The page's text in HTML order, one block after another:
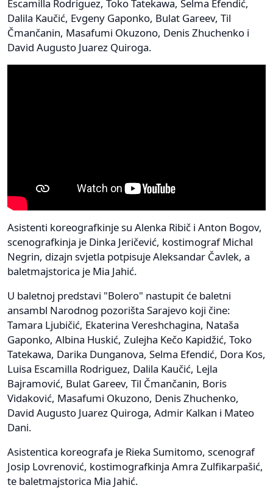
Escamilla Rodriguez, Toko Tatekawa, Selma Efendić,
Dalila Kaučić, Evgeny Gaponko, Bulat Gareev, Til
Čmančanin, Masafumi Okuzono, Denis Zhuchenko i
David Augusto Juarez Quiroga.
Asistenti koreografkinje su Alenka Ribič i Anton Bogov,
scenografkinja je Dinka Jeričević, kostimograf Michal
Negrin, dizajn svjetla potpisuje Aleksandar Čavlek, a
baletmajstorica je Mia Jahić.
U baletnoj predstavi "Bolero" nastupit će baletni
ansambl Narodnog pozorišta Sarajevo koji čine:
Tamara Ljubičić, Ekaterina Vereshchagina, Nataša
Gaponko, Albina Huskić, Zulejha Kečo Kapidžić, Toko
Tatekawa, Darika Dunganova, Selma Efendić, Dora Kos,
Luisa Escamilla Rodriguez, Dalila Kaučić, Lejla
Bajramović, Bulat Gareev, Til Čmančanin, Boris
Vidaković, Masafumi Okuzono, Denis Zhuchenko,
David Augusto Juarez Quiroga, Admir Kalkan i Mateo
Dani.
Asistentica koreografa je Rieka Sumitomo, scenograf
Josip Lovrenović, kostimografkinja Amra Zulfikarpašić,
te baletmajstorica Mia Jahić.